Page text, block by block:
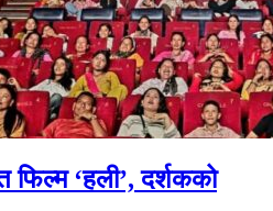
फिल्म ‘हली’, दर्शकको